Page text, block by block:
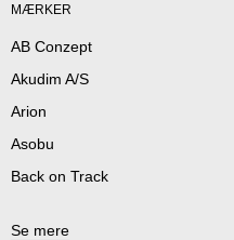
MÆRKER
AB Conzept
Akudim A/S
Arion
Asobu
Back on Track
Se mere